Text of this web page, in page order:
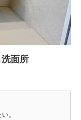
面所
。